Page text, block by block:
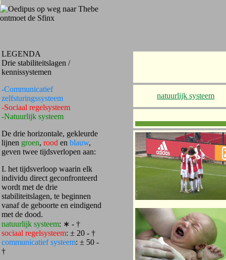
LEGENDA
Drie stabiliteitslagen /
kennissystemen
-Communicatief
zelfsturingssysteem
-Sociaal regelsysteem
-Natuurlijk systeem
De drie horizontale, gekleurde
lijnen groen, rood en blauw,
geven twee tijdsverlopen aan:
I. het tijdsverloop waarin elk
individu direct geconfronteerd
wordt met de drie
stabiliteitslagen, te beginnen
vanaf de geboorte en eindigend
met de dood.
natuurlijk systeem: ∗ - †
sociaal regelsysteem: ± 20 - †
communicatief systeem: ± 50 -
†
natuurlijk systeem